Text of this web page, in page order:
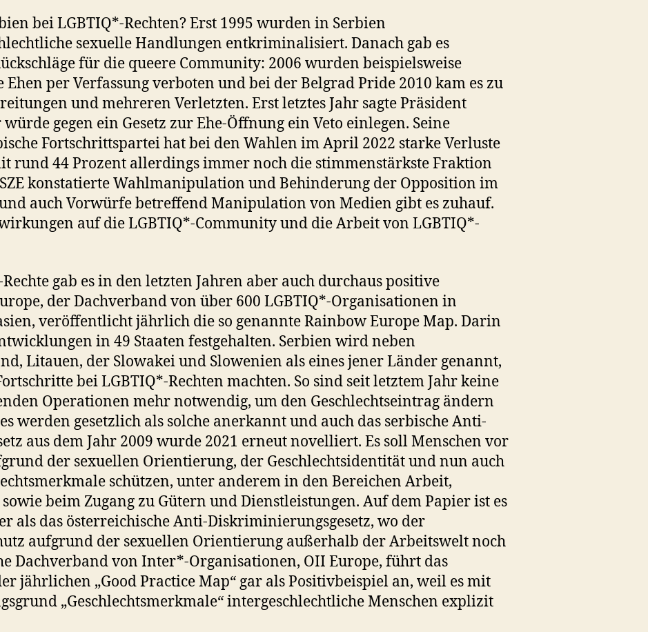
bei LGBTIQ*-Rechten? Erst 1995 wurden in Serbien
sexuelle Handlungen entkriminalisiert. Danach gab es
für die queere Community: 2006 wurden beispielsweise
Ehen per Verfassung verboten und bei der Belgrad Pride 2010 kam es zu
und mehreren Verletzten. Erst letztes Jahr sagte Präsident
gegen ein Gesetz zur Ehe-Öffnung ein Veto einlegen. Seine
Fortschrittspartei hat bei den Wahlen im April 2022 starke Verluste
rund 44 Prozent allerdings immer noch die stimmenstärkste Fraktion
konstatierte Wahlmanipulation und Behinderung der Opposition im
auch Vorwürfe betreffend Manipulation von Medien gibt es zuhauf.
auf die LGBTIQ*-Community und die Arbeit von LGBTIQ*-
gab es in den letzten Jahren aber auch durchaus positive
der Dachverband von über 600 LGBTIQ*-Organisationen in
veröffentlicht jährlich die so genannte Rainbow Europe Map. Darin
in 49 Staaten festgehalten. Serbien wird neben
Litauen, der Slowakei und Slowenien als eines jener Länder genannt,
bei LGBTIQ*-Rechten machten. So sind seit letztem Jahr keine
Operationen mehr notwendig, um den Geschlechtseintrag ändern
werden gesetzlich als solche anerkannt und auch das serbische Anti-
aus dem Jahr 2009 wurde 2021 erneut novelliert. Es soll Menschen vor
der sexuellen Orientierung, der Geschlechtsidentität und nun auch
schützen, unter anderem in den Bereichen Arbeit,
beim Zugang zu Gütern und Dienstleistungen. Auf dem Papier ist es
als das österreichische Anti-Diskriminierungsgesetz, wo der
aufgrund der sexuellen Orientierung außerhalb der Arbeitswelt noch
Dachverband von Inter*-Organisationen, OII Europe, führt das
jährlichen „Good Practice Map“ gar als Positivbeispiel an, weil es mit
„Geschlechtsmerkmale“ intergeschlechtliche Menschen explizit